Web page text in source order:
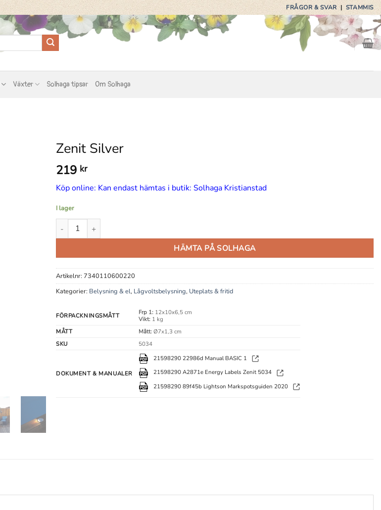
FRÅGOR & SVAR|STAMMIS
Växter Solhaga tipsar Om Solhaga
Zenit Silver
219 kr
Köp online: Kan endast hämtas i butik: Solhaga Kristianstad
I lager
Zenit Silver mängd
HÄMTA PÅ SOLHAGA
Artikelnr: 7340110600220
Kategorier: Belysning & el, Lågvoltsbelysning, Uteplats & fritid
FÖRPACKNINGSMÅTT Frp 1:12x10x6,5 cm
Vikt:1 kg
MÅTT
Mått:Ø7x1,3 cm
SKU
5034
DOKUMENT & MANUALER
21598290 22986d Manual BASIC 1
21598290 A2871e Energy Labels Zenit 5034
21598290 89f45b Lightson Markspotsguiden 2020